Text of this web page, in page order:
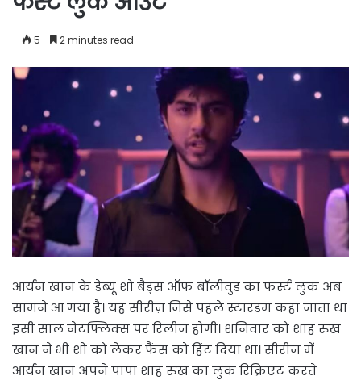
5 2 minutes read
आर्यन खान के डेब्यू शो बैड्स ऑफ बॉलीवुड का फर्स्ट लुक अब
सामने आ गया है। यह सीरीज़ जिसे पहले स्टारडम कहा जाता था
इसी साल नेटफ्लिक्स पर रिलीज होगी। शनिवार को शाह रुख
खान ने भी शो को लेकर फैंस को हिंट दिया था। सीरीज में
आर्यन खान अपने पापा शाह रुख का लुक रिक्रिएट करते